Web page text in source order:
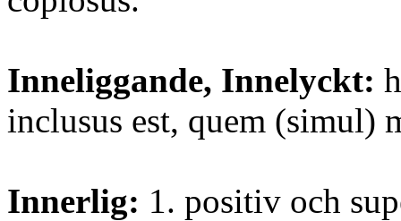
Inneliggande, Innelyckt:
inclusus est, quem (simul)
Innerlig: 1. positiv och